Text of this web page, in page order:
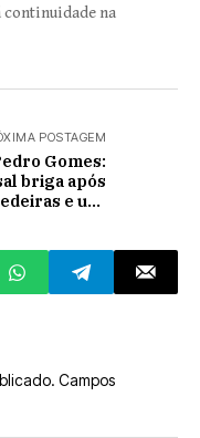
na
POSTAGEM
Gomes:
briga após
e uso
Antônio; só o
foi preso
Campos